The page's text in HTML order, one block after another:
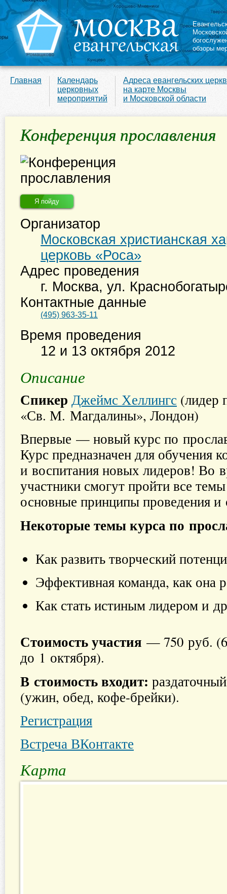
обзоры
Главная
Календарь
церковных
мероприятий
Адреса евангельских
на карте Москвы
и Московской области
Конференция прославления
Я пойду
Организатор
Московская христианская
церковь «Роса»
Адрес проведения
г. Москва, ул.
Контактные данные
(495) 963-35-11
Время проведения
12 и 13 октября 2012
Описание
Спикер Джеймс Хеллингс (лидер
«Св. М. Магдалины», Лондон)
Впервые — новый курс по
Курс предназначен для обучения
и воспитания новых лидеров! Во
участники смогут пройти все
основные принципы проведения и
Некоторые темы курса по
Как развить творческий
Эффективная команда, как она
Как стать истиным лидером и
Стоимость участия — 750 руб.
до 1 октября).
В стоимость входит:
(ужин, обед, кофе-брейки).
Регистрация
Встреча ВКонтакте
Карта